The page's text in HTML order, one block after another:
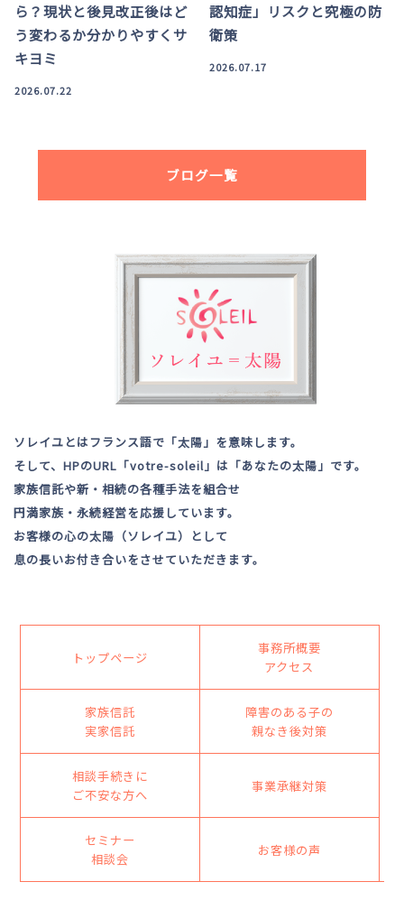
ら？現状と後見改正後はど
う変わるか分かりやすくサ
キヨミ
2026.07.22
認知症」リスクと究極の防
衛策
2026.07.17
ブログ一覧
ソレイユとはフランス語で「太陽」を意味します。
そして、HPのURL「votre-soleil」は「あなたの太陽」です。
家族信託や新・相続の各種手法を組合せ
円満家族・永続経営を応援しています。
お客様の心の太陽（ソレイユ）として
息の長いお付き合いをさせていただきます。
トップページ
事務所概要
アクセス
家族信託
実家信託
障害のある子の
親なき後対策
相談手続きに
ご不安な方へ
事業承継対策
セミナー
相談会
お客様の声